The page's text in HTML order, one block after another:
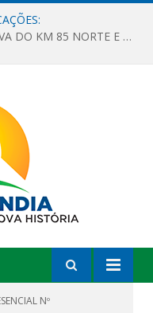
OBRAS DA QUADRA POLIESPORTIVA DO KM 85 NORTE E DA ESCOLA GASPAR VIANA AVANÇAM
Nº